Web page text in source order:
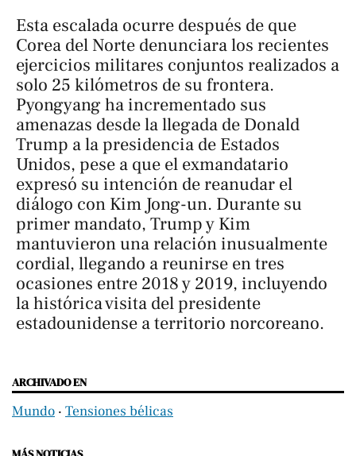
Esta escalada ocurre después de que
Corea del Norte denunciara los recientes
ejercicios militares conjuntos realizados a
solo 25 kilómetros de su frontera.
Pyongyang ha incrementado sus
amenazas desde la llegada de Donald
Trump a la presidencia de Estados
Unidos, pese a que el exmandatario
expresó su intención de reanudar el
diálogo con Kim Jong-un. Durante su
primer mandato, Trump y Kim
mantuvieron una relación inusualmente
cordial, llegando a reunirse en tres
ocasiones entre 2018 y 2019, incluyendo
la histórica visita del presidente
estadounidense a territorio norcoreano.
ARCHIVADO EN
Mundo ‧ Tensiones bélicas